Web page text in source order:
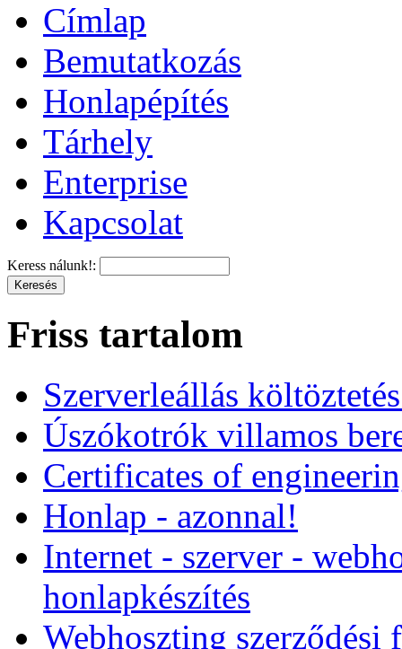
Címlap
Bemutatkozás
Honlapépítés
Tárhely
Enterprise
Kapcsolat
Keress nálunk!:
Friss tartalom
Szerverleállás
Úszókotrók villamos
Certificates of
Honlap - azonnal!
Internet - szerver -
honlapkészítés
Webhoszting szerződési